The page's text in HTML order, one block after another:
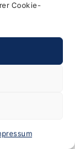
Cookie-